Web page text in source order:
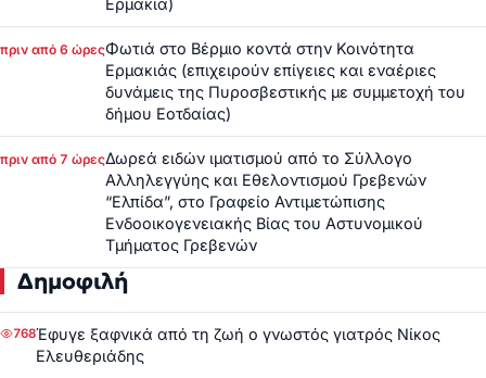
Ερμακιά)
πριν από 6 ώρεςΦωτιά στο Βέρμιο κοντά στην Κοινότητα
Ερμακιάς (επιχειρούν επίγειες και εναέριες
δυνάμεις της Πυροσβεστικής με συμμετοχή του
δήμου Εοτδαίας)
πριν από 7 ώρεςΔωρεά ειδών ιματισμού από το Σύλλογο
Αλληλεγγύης και Εθελοντισμού Γρεβενών
“Ελπίδα”, στο Γραφείο Αντιμετώπισης
Ενδοοικογενειακής Βίας του Αστυνομικού
Τμήματος Γρεβενών
Δημοφιλή
768Έφυγε ξαφνικά από τη ζωή ο γνωστός γιατρός Νίκος
Ελευθεριάδης